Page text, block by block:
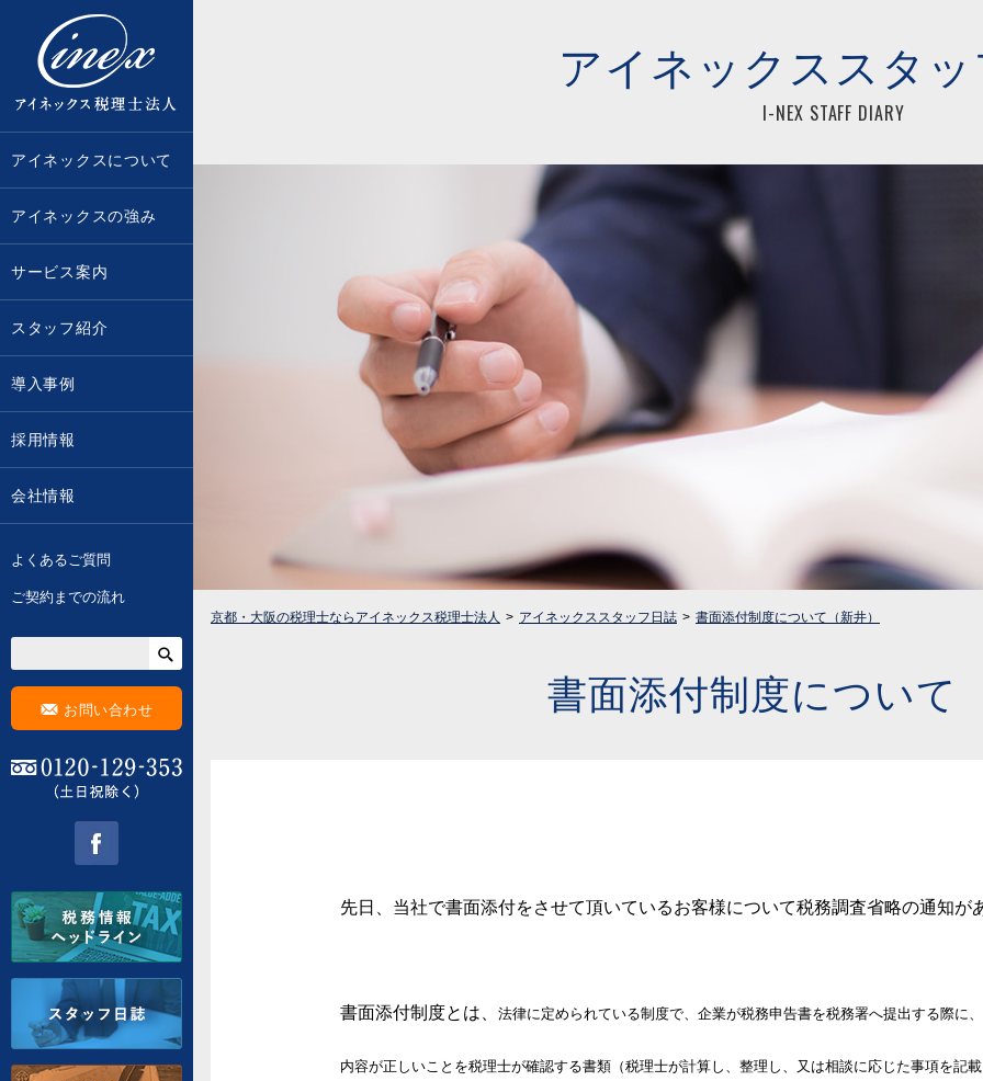
アイネックスについて
アイネックスの強み
サービス案内
スタッフ紹介
導入事例
採用情報
会社情報
よくあるご質問
ご契約までの流れ
F お問い合わせ
アイネックススタ
I-NEX STAFF DIARY
京都・大阪の税理士ならアイネックス税理士法人 アイネックススタッフ日誌 書面添付制度について（新井）
書面添付制度について
先日、当社で書面添付をさせて頂いているお客様について税務調査省略の通知が
書面添付制度とは、 法律に定められている制度で、企業が税務申告書を税務署へ提出する際に
内容が正しいことを税理士が確認する書類（税理士が計算し、整理し、又は相談に応じた事項を記